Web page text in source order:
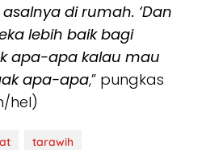
di rumah. ‘Dan
lebih baik bagi
apa-apa kalau mau
apa-apa,” pungkas
hel)
tarawih